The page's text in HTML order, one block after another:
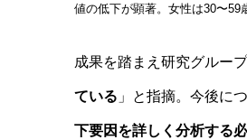
値の低下が顕著。女性は30〜59
成果を踏まえ研究グルー
ている 」と指摘。今後に
下要因を詳しく分析する